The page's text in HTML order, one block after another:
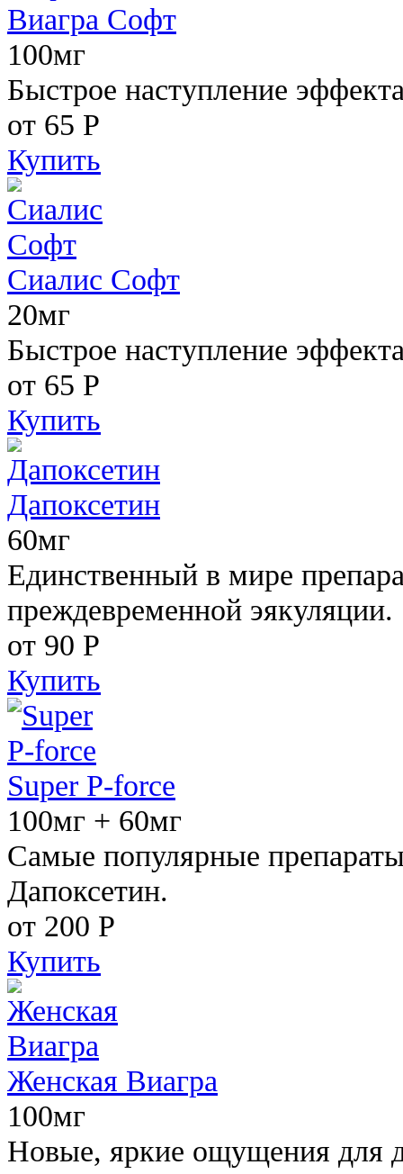
Виагра Софт
100мг
Быстрое наступление
от 65 Р
Купить
Сиалис Софт
20мг
Быстрое наступление
от 65 Р
Купить
Дапоксетин
60мг
Единственный в мире
преждевременной эякуляции.
от 90 Р
Купить
Super P-force
100мг + 60мг
Самые популярные
Дапоксетин.
от 200 Р
Купить
Женская Виагра
100мг
Новые, яркие ощущения для